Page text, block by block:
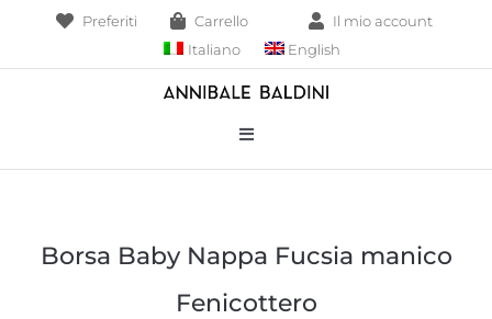
contenuto
Preferiti Carrello
Il mio account
Italiano
English
Toggle
Navigation
Collane
Borsa Baby Nappa Fucsia manico
Fenicottero